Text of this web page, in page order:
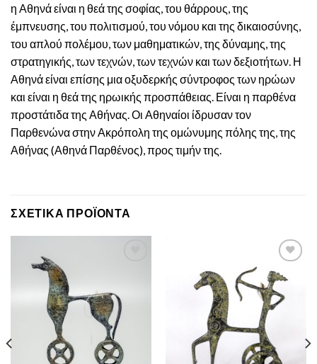
η Αθηνά είναι η θεά της σοφίας, του θάρρους, της
έμπνευσης, του πολιτισμού, του νόμου και της δικαιοσύνης,
του απλού πολέμου, των μαθηματικών, της δύναμης, της
στρατηγικής, των τεχνών, των τεχνών και των δεξιοτήτων. Η
Αθηνά είναι επίσης μια οξυδερκής σύντροφος των ηρώων
και είναι η θεά της ηρωικής προσπάθειας. Είναι η παρθένα
προστάτιδα της Αθήνας. Οι Αθηναίοι ίδρυσαν τον
Παρθενώνα στην Ακρόπολη της ομώνυμης πόλης της, της
Αθήνας (Αθηνά Παρθένος), προς τιμήν της.
ΣΧΕΤΙΚΆ ΠΡΟΪΌΝΤΑ
Πρόσθεσε
στην λίστα
επιθυμιών
Πρόσθεσε
στην λίστα
επιθυμιών